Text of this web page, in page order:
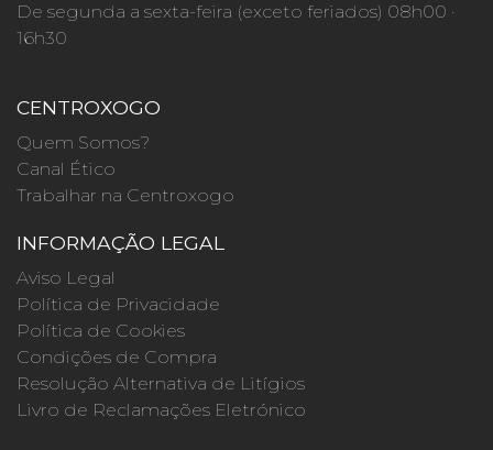
De segunda a sexta-feira (exceto feriados) 08h00 ·
16h30
CENTROXOGO
Quem Somos?
Canal Ético
Trabalhar na Centroxogo
INFORMAÇÃO LEGAL
Aviso Legal
Política de Privacidade
Política de Cookies
Condições de Compra
Resolução Alternativa de Litígios
Livro de Reclamações Eletrónico